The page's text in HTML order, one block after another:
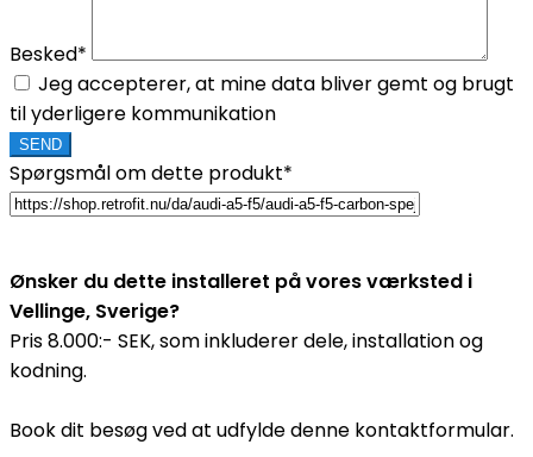
Besked*
Jeg accepterer, at mine data bliver gemt og brugt
til yderligere kommunikation
Spørgsmål om dette produkt*
Ønsker du dette installeret på vores værksted i
Vellinge, Sverige?
Pris 8.000:- SEK, som inkluderer dele, installation og
kodning.
Book dit besøg ved at udfylde denne kontaktformular.